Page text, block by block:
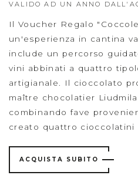
VALIDO AD UN ANNO
Il Voucher Regalo
un'esperienza in cantina
include un percorso
vini abbinati a quattro
artigianale. Il cioccolato
maître chocolatier
combinando fave
creato quattro cioccolatini
ACQUISTA SUBITO